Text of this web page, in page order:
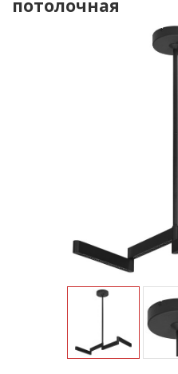
потолочная